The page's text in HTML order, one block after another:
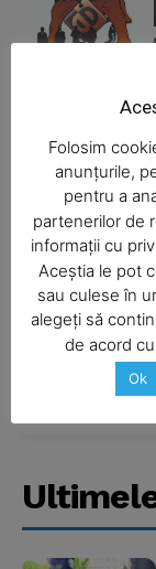
Subscription
Folosim
anunțurile,
pentru a
partenerilor de
informații cu
Aceștia le pot
sau culese în
alegeți să
de acord
Ok